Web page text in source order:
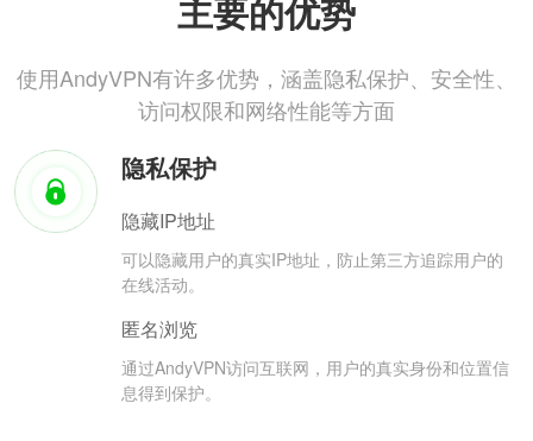
主要的优势
使用AndyVPN有许多优势，涵盖隐私保护、安全性、
访问权限和网络性能等方面
隐私保护
隐藏IP地址
可以隐藏用户的真实IP地址，防止第三方追踪用户的
在线活动。
匿名浏览
通过AndyVPN访问互联网，用户的真实身份和位置信
息得到保护。